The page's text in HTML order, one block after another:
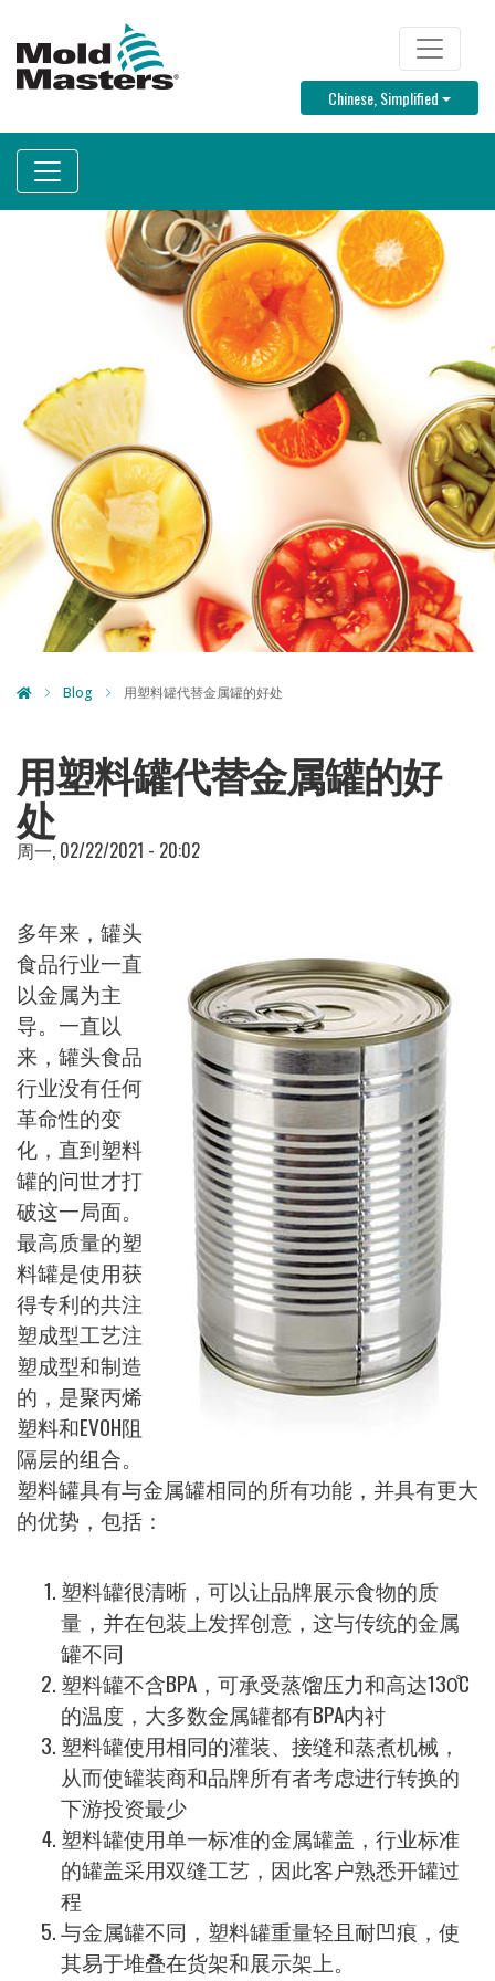
要
TOP MENU
Chinese, SimplifiedToggle
Blog 用塑料罐代替金属罐的好处
用塑料罐代替金属罐的好
处
周一, 02/22/2021 - 20:02
多年来，罐头
食品行业一直
以金属为主
导。一直以
来，罐头食品
行业没有任何
革命性的变
化，直到塑料
罐的问世才打
破这一局面。
最高质量的塑
料罐是使用获
得专利的共注
塑成型工艺注
塑成型和制造
的，是聚丙烯
塑料和EVOH阻
隔层的组合。
塑料罐具有与金属罐相同的所有功能，并具有更大
的优势，包括：
塑料罐很清晰，可以让品牌展示食物的质
量，并在包装上发挥创意，这与传统的金属
罐不同
塑料罐不含BPA，可承受蒸馏压力和高达130̊C
的温度，大多数金属罐都有BPA内衬
塑料罐使用相同的灌装、接缝和蒸煮机械，
从而使罐装商和品牌所有者考虑进行转换的
下游投资最少
塑料罐使用单一标准的金属罐盖，行业标准
的罐盖采用双缝工艺，因此客户熟悉开罐过
程
与金属罐不同，塑料罐重量轻且耐凹痕，使
其易于堆叠在货架和展示架上。